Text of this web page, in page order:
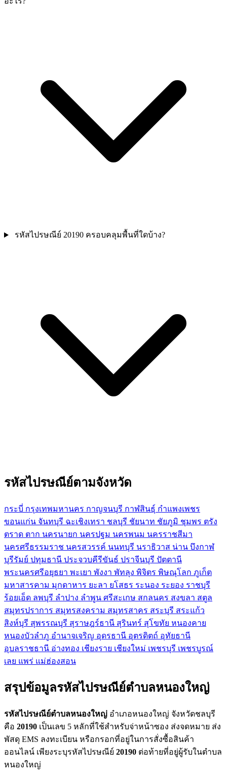
รหัสไปรษณีย์ 20190 ครอบคลุมพื้นที่ใดบ้าง?
รหัสไปรษณีย์ตามจังหวัด
กระบี่ กรุงเทพมหานคร กาญจนบุรี กาฬสินธุ์ กำแพงเพชร
ขอนแก่น จันทบุรี ฉะเชิงเทรา ชลบุรี ชัยนาท ชัยภูมิ ชุมพร ตรัง
ตราด ตาก นครนายก นครปฐม นครพนม นครราชสีมา
นครศรีธรรมราช นครสวรรค์ นนทบุรี นราธิวาส น่าน บึงกาฬ
บุรีรัมย์ ปทุมธานี ประจวบคีรีขันธ์ ปราจีนบุรี ปัตตานี
พระนครศรีอยุธยา พะเยา พังงา พัทลุง พิจิตร พิษณุโลก ภูเก็ต
มหาสารคาม มุกดาหาร ยะลา ยโสธร ระนอง ระยอง ราชบุรี
ร้อยเอ็ด ลพบุรี ลำปาง ลำพูน ศรีสะเกษ สกลนคร สงขลา สตูล
สมุทรปราการ สมุทรสงคราม สมุทรสาคร สระบุรี สระแก้ว
สิงห์บุรี สุพรรณบุรี สุราษฎร์ธานี สุรินทร์ สุโขทัย หนองคาย
หนองบัวลำภู อำนาจเจริญ อุดรธานี อุตรดิตถ์ อุทัยธานี
อุบลราชธานี อ่างทอง เชียงราย เชียงใหม่ เพชรบุรี เพชรบูรณ์
เลย แพร่ แม่ฮ่องสอน
สรุปข้อมูลรหัสไปรษณีย์ตำบลหนองใหญ่
รหัสไปรษณีย์ตำบลหนองใหญ่ อำเภอหนองใหญ่ จังหวัดชลบุรี
คือ 20190 เป็นเลข 5 หลักที่ใช้สำหรับจ่าหน้าซอง ส่งจดหมาย ส่ง
พัสดุ EMS ลงทะเบียน หรือกรอกที่อยู่ในการสั่งซื้อสินค้า
ออนไลน์ เพียงระบุรหัสไปรษณีย์ 20190 ต่อท้ายที่อยู่ผู้รับในตำบล
หนองใหญ่